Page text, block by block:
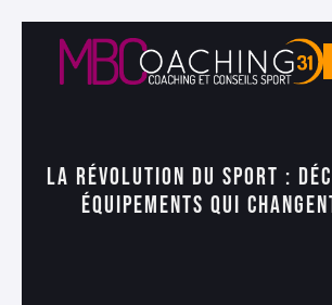
La révolution du sport :
équipements qui